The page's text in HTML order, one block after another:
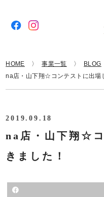
HOME 事業一覧
BLOG
na店・山下翔☆コンテストに出場
2019.09.18
na店・山下翔☆
きました！